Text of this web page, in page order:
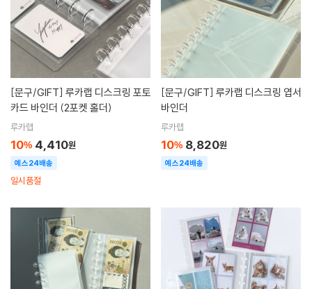
[문구/GIFT]
카드 바인더 (2포켓 홀더)
루카랩
10% 4,410원
예스24배송
일시품절
[문구/GIFT]
바인더
루카랩
10% 8,820원
예스24배송